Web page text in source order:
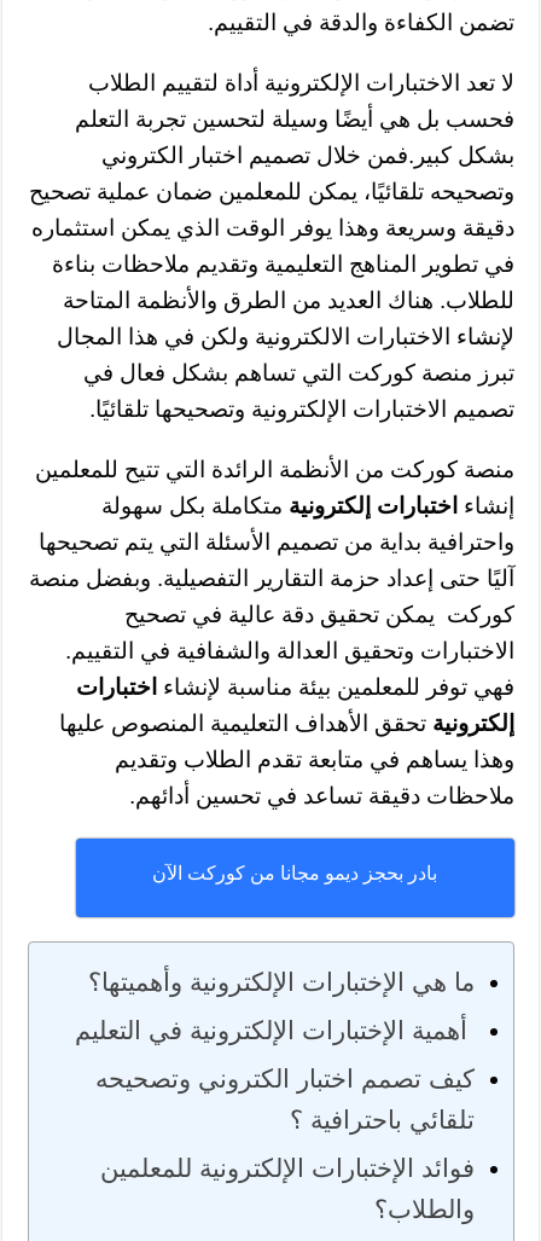
تضمن الكفاءة والدقة في التقييم.
لا تعد الاختبارات الإلكترونية أداة لتقييم الطلاب
فحسب بل هي أيضًا وسيلة لتحسين تجربة التعلم
بشكل كبير.فمن خلال تصميم اختبار الكتروني
وتصحيحه تلقائيًا، يمكن للمعلمين ضمان عملية تصحيح
دقيقة وسريعة وهذا يوفر الوقت الذي يمكن استثماره
في تطوير المناهج التعليمية وتقديم ملاحظات بناءة
للطلاب. هناك العديد من الطرق والأنظمة المتاحة
لإنشاء الاختبارات الالكترونية ولكن في هذا المجال
تبرز منصة كوركت التي تساهم بشكل فعال في
تصميم الاختبارات الإلكترونية وتصحيحها تلقائيًا.
منصة كوركت من الأنظمة الرائدة التي تتيح للمعلمين
إنشاء اختبارات إلكترونية متكاملة بكل سهولة
واحترافية بداية من تصميم الأسئلة التي يتم تصحيحها
آليًا حتى إعداد حزمة التقارير التفصيلية. وبفضل منصة
كوركت يمكن تحقيق دقة عالية في تصحيح
الاختبارات وتحقيق العدالة والشفافية في التقييم.
فهي توفر للمعلمين بيئة مناسبة لإنشاء اختبارات
إلكترونية تحقق الأهداف التعليمية المنصوص عليها
وهذا يساهم في متابعة تقدم الطلاب وتقديم
ملاحظات دقيقة تساعد في تحسين أدائهم.
بادر بحجز ديمو مجانا من كوركت الآن
ما هي الإختبارات الإلكترونية وأهميتها؟
أهمية الإختبارات الإلكترونية في التعليم
كيف تصمم اختبار الكتروني وتصحيحه
تلقائي باحترافية ؟
فوائد الإختبارات الإلكترونية للمعلمين
والطلاب؟